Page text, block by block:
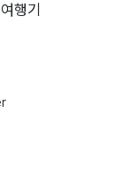
행기